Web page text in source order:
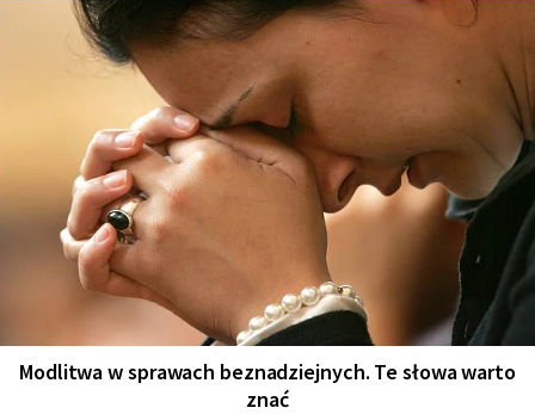
Modlitwa w sprawach beznadziejnych. Te słowa warto
znać